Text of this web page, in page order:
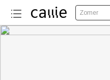
Zomer